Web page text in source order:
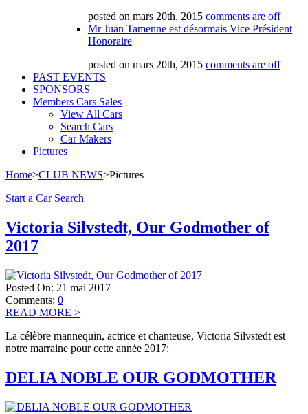
posted on mars 20th, 2015 comments are off
Mr Juan Tamenne est désormais Vice Président
Honoraire
posted on mars 20th, 2015 comments are off
PAST EVENTS
SPONSORS
Members Cars Sales
View All Cars
Search Cars
Car Makers
Pictures
Home>CLUB NEWS>Pictures
Start a Car Search
Victoria Silvstedt, Our Godmother of
2017
Posted On: 21 mai 2017
Comments: 0
READ MORE >
La célèbre mannequin, actrice et chanteuse, Victoria Silvstedt est
notre marraine pour cette année 2017:
DELIA NOBLE OUR GODMOTHER